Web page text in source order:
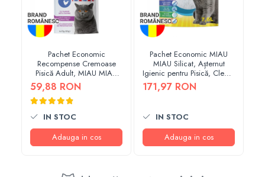
Pachet Economic
Recompense Cremoase
Pisică Adult, MIAU MIAU
Creamy Snacks, Ton și Pui,
4x15g, 12 bucăți
59,88 RON
IN STOC
Adauga in cos
Pachet Economic MIAU
MIAU Silicat, Așternut
Igienic pentru Pisică, Clean,
4x7.6L
171,97 RON
IN STOC
Adauga in cos